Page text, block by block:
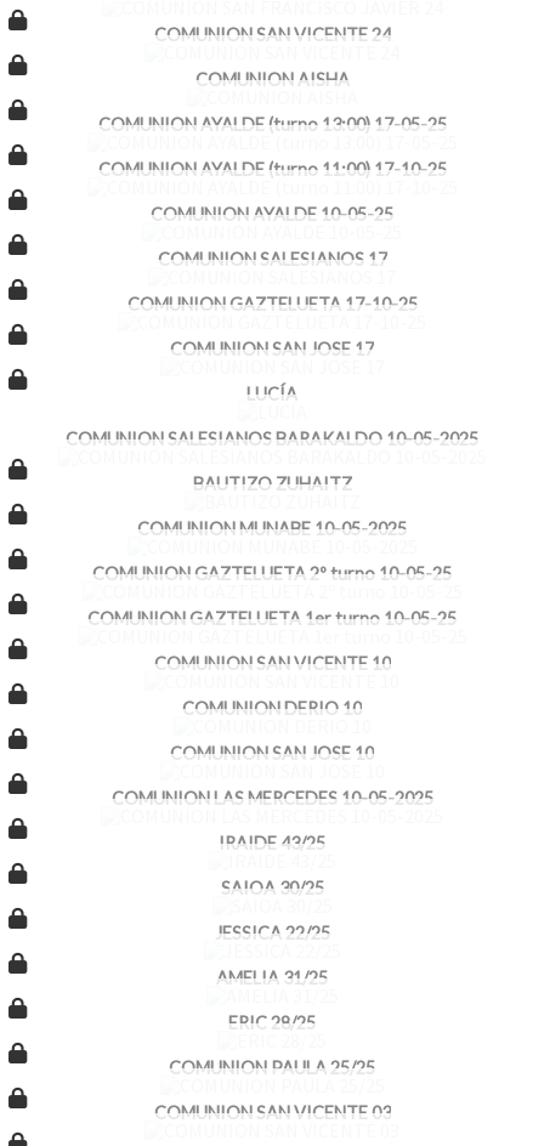
COMUNION SAN VICENTE 24
COMUNION AISHA
COMUNION AYALDE (turno 13:00) 17-05-25
COMUNION AYALDE (turno 11:00) 17-10-25
COMUNION AYALDE 10-05-25
COMUNION SALESIANOS 17
COMUNION GAZTELUETA 17-10-25
COMUNION SAN JOSE 17
LUCÍA
COMUNION SALESIANOS BARAKALDO 10-05-2025
BAUTIZO ZUHAITZ
COMUNION MUNABE 10-05-2025
COMUNION GAZTELUETA 2º turno 10-05-25
COMUNION GAZTELUETA 1er turno 10-05-25
COMUNION SAN VICENTE 10
COMUNION DERIO 10
COMUNION SAN JOSE 10
COMUNION LAS MERCEDES 10-05-2025
IRAIDE 43/25
SAIOA 30/25
JESSICA 22/25
AMELIA 31/25
ERIC 28/25
COMUNION PAULA 25/25
COMUNION SAN VICENTE 03